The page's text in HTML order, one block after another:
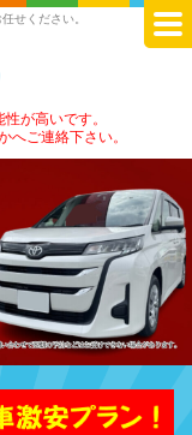
せください。
が高いです。
へご連絡下さい。